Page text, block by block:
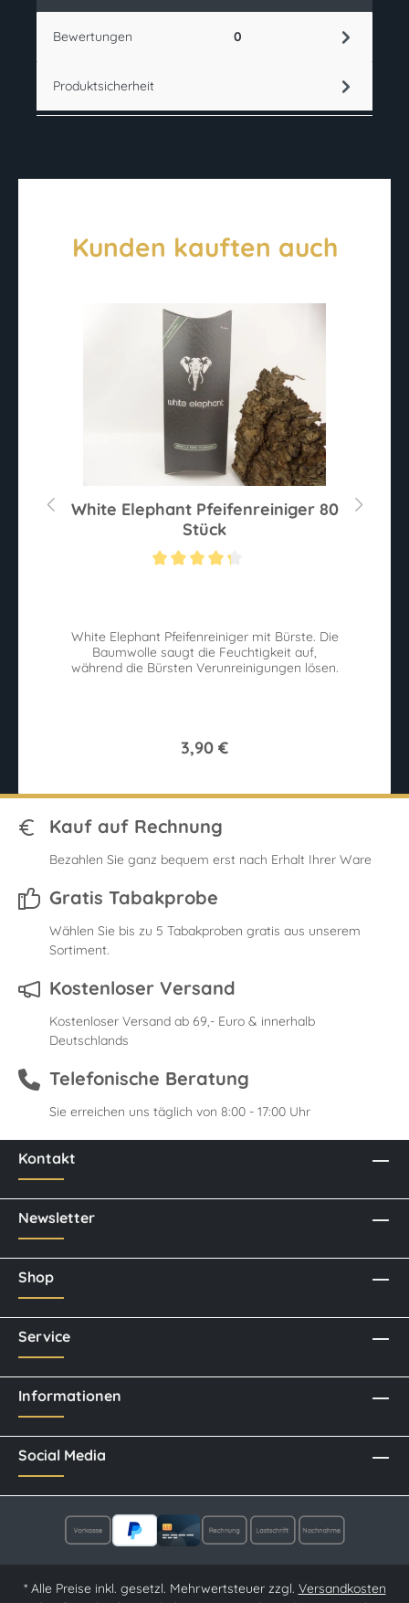
Bewertungen 0
Produktsicherheit
Kunden kauften auch
White Elephant Pfeifenreiniger 80
Stück
White Elephant Pfeifenreiniger mit Bürste. Die
Baumwolle saugt die Feuchtigkeit auf,
während die Bürsten Verunreinigungen lösen.
3,90 €
Kauf auf Rechnung
Bezahlen Sie ganz bequem erst nach Erhalt Ihrer Ware
Gratis Tabakprobe
Wählen Sie bis zu 5 Tabakproben gratis aus unserem
Sortiment.
Kostenloser Versand
Kostenloser Versand ab 69,- Euro & innerhalb
Deutschlands
Telefonische Beratung
Sie erreichen uns täglich von 8:00 - 17:00 Uhr
Kontakt
Newsletter
Social Media
Shop
Service
Informationen
* Alle Preise inkl. gesetzl. Mehrwertsteuer zzgl. Versandkosten